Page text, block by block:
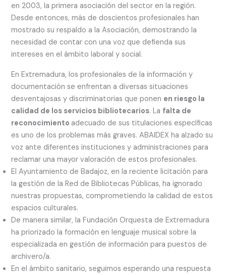
en 2003, la primera asociación del sector en la región.
Desde entonces, más de doscientos profesionales han
mostrado su respaldo a la Asociación, demostrando la
necesidad de contar con una voz que defienda sus
intereses en el ámbito laboral y social.
En Extremadura, los profesionales de la información y
documentación se enfrentan a diversas situaciones
desventajosas y discriminatorias que ponen en riesgo la
calidad de los servicios bibliotecarios. La falta de
reconocimientoadecuado de sus titulaciones específicas
es uno de los problemas más graves. ABAIDEX ha alzado su
voz ante diferentes instituciones y administraciones para
reclamar una mayor valoración de estos profesionales.
El Ayuntamiento de Badajoz, en la reciente licitación para
la gestión de la Red de Bibliotecas Públicas, ha ignorado
nuestras propuestas, comprometiendo la calidad de estos
espacios culturales.
De manera similar, la Fundación Orquesta de Extremadura
ha priorizado la formación en lenguaje musical sobre la
especializada en gestión de información para puestos de
archivero/a.
En el ámbito sanitario, seguimos esperando una respuesta